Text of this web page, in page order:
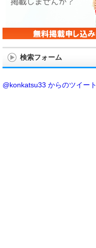
検索フォーム
@konkatsu33 からのツイート